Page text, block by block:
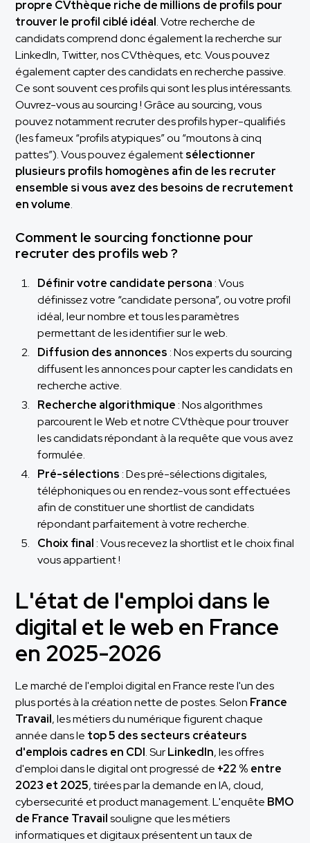
propre CVthèque riche de millions de profils pour
trouver le profil ciblé idéal. Votre recherche de
candidats comprend donc également la recherche sur
LinkedIn, Twitter, nos CVthèques, etc. Vous pouvez
également capter des candidats en recherche passive.
Ce sont souvent ces profils qui sont les plus intéressants.
Ouvrez-vous au sourcing ! Grâce au sourcing, vous
pouvez notamment recruter des profils hyper-qualifiés
(les fameux “profils atypiques” ou “moutons à cinq
pattes”). Vous pouvez égalementsélectionner
plusieurs profils homogènes afin de les recruter
ensemble si vous avez des besoins de recrutement
en volume.
Comment le sourcing fonctionne pour
recruter des profils web ?
Définir votre candidate persona : Vous
définissez votre “candidate persona”, ou votre profil
idéal, leur nombre et tous les paramètres
permettant de les identifier sur le web.
Diffusion des annonces : Nos experts du sourcing
diffusent les annonces pour capter les candidats en
recherche active.
Recherche algorithmique : Nos algorithmes
parcourent le Web et notre CVthèque pour trouver
les candidats répondant à la requête que vous avez
formulée.
Pré-sélections : Des pré-sélections digitales,
téléphoniques ou en rendez-vous sont effectuées
afin de constituer une shortlist de candidats
répondant parfaitement à votre recherche.
Choix final : Vous recevez la shortlist et le choix final
vous appartient !
L'état de l'emploi dans le
digital et le web en France
en 2025-2026
Le marché de l'emploi digital en France reste l'un des
plus portés à la création nette de postes. Selon France
Travail, les métiers du numérique figurent chaque
année dans le top 5 des secteurs créateurs
d'emplois cadres en CDI. SurLinkedIn, les offres
d'emploi dans le digital ont progressé de +22 % entre
2023 et 2025, tirées par la demande en IA, cloud,
cybersecurité et product management. L'enquête BMO
de France Travailsouligne que les métiers
informatiques et digitaux présentent un taux de